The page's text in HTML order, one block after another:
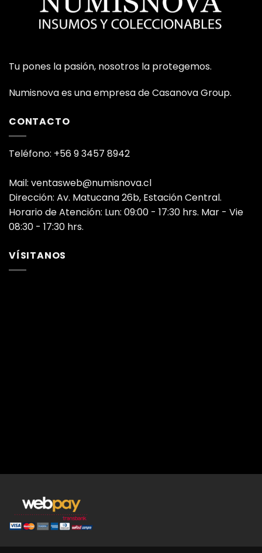
Tu pones la pasión, nosotros la protegemos.
Numisnova es una empresa de Casanova Group.
CONTACTO
Teléfono: +56 9 3457 8942
Mail: ventasweb@numisnova.cl
Dirección: Av. Matucana 26b, Estación Central.
Horario de Atención: Lun: 09:00 - 17:30 hrs. Mar - Vie
08:30 - 17:30 hrs.
VÍSITANOS